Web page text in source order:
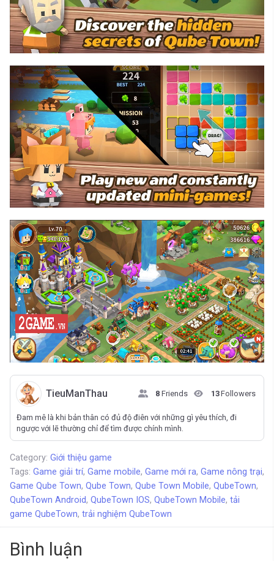
TieuManThau 8 Friends 13Followers
Đam mê là khi bản thân có đủ độ điên với những gì yêu thích, đi
ngược với lẽ thường chỉ để tìm được chính mình.
Category: Giới thiệu game
Tags: Game giải trí, Game mobile, Game mới ra, Game nông trại,
Game Qube Town, Qube Town, Qube Town Mobile, QubeTown,
QubeTown Android, QubeTown IOS, QubeTown Mobile, tải
game QubeTown, trải nghiệm QubeTown
Bình luận